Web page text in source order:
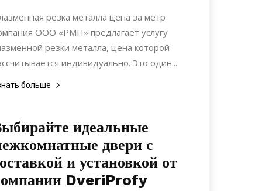
резка металла цена за метр
ООО «РМП» предлагает услугу
резки металла, цена которой
индивидуально. Это один...
больше
идеальные
двери с
и установкой от
DveriProfy
27.05.2022